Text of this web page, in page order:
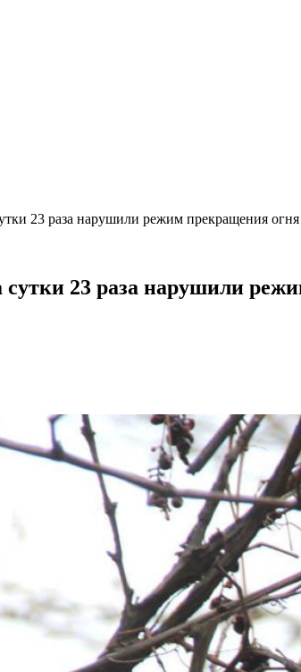
23 раза нарушили режим прекращения огня
сутки 23 раза нарушили